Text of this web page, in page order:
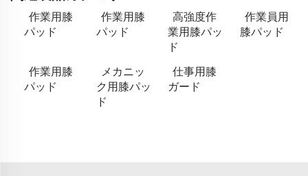
作業用膝
パッド
作業用膝
パッド
高強度作
業用膝パッ
ド
作業員用
膝パッド
作業用膝
パッド
メカニッ
ク用膝パッ
ド
仕事用膝
ガード